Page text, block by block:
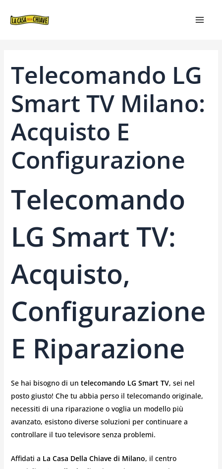
Telecomando LG
Smart TV Milano:
Acquisto E
Configurazione
Telecomando
LG Smart TV:
Acquisto,
Configurazione
E Riparazione
Se hai bisogno di un telecomando LG Smart TV, sei nel
posto giusto! Che tu abbia perso il telecomando originale,
necessiti di una riparazione o voglia un modello più
avanzato, esistono diverse soluzioni per continuare a
controllare il tuo televisore senza problemi.
Affidati a La Casa Della Chiave di Milano, il centro
ARTICOLI